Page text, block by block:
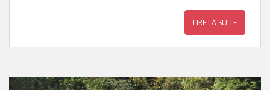
LIRE LA SUITE